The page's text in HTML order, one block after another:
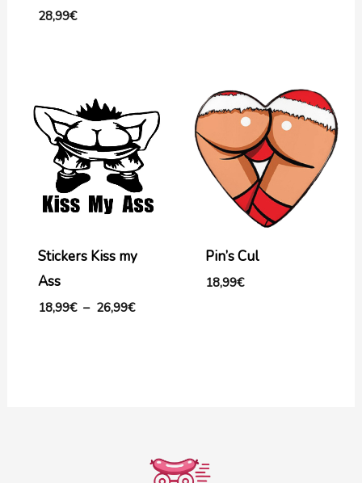
28,99€
Stickers Kiss my
Ass
18,99€ – 26,99€
prix :
18,99€
à
26,99€
Pin’s Cul
18,99€